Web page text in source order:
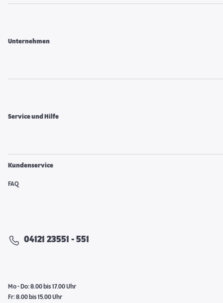
Unternehmen
Service und Hilfe
Kundenservice
FAQ
04121 23551 - 551
Mo - Do: 8.00 bis 17.00 Uhr
Fr: 8.00 bis 15.00 Uhr